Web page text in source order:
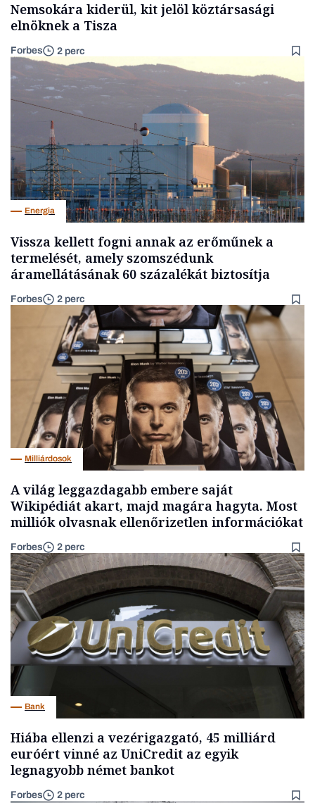
Nemsokára kiderül, kit jelöl köztársasági
elnöknek a Tisza
Forbes 2 perc
Energia
Vissza kellett fogni annak az erőműnek a
termelését, amely szomszédunk
áramellátásának 60 százalékát biztosítja
Forbes 2 perc
Milliárdosok
A világ leggazdagabb embere saját
Wikipédiát akart, majd magára hagyta. Most
milliók olvasnak ellenőrizetlen információkat
Forbes 2 perc
Bank
Hiába ellenzi a vezérigazgató, 45 milliárd
euróért vinné az UniCredit az egyik
legnagyobb német bankot
Forbes 2 perc